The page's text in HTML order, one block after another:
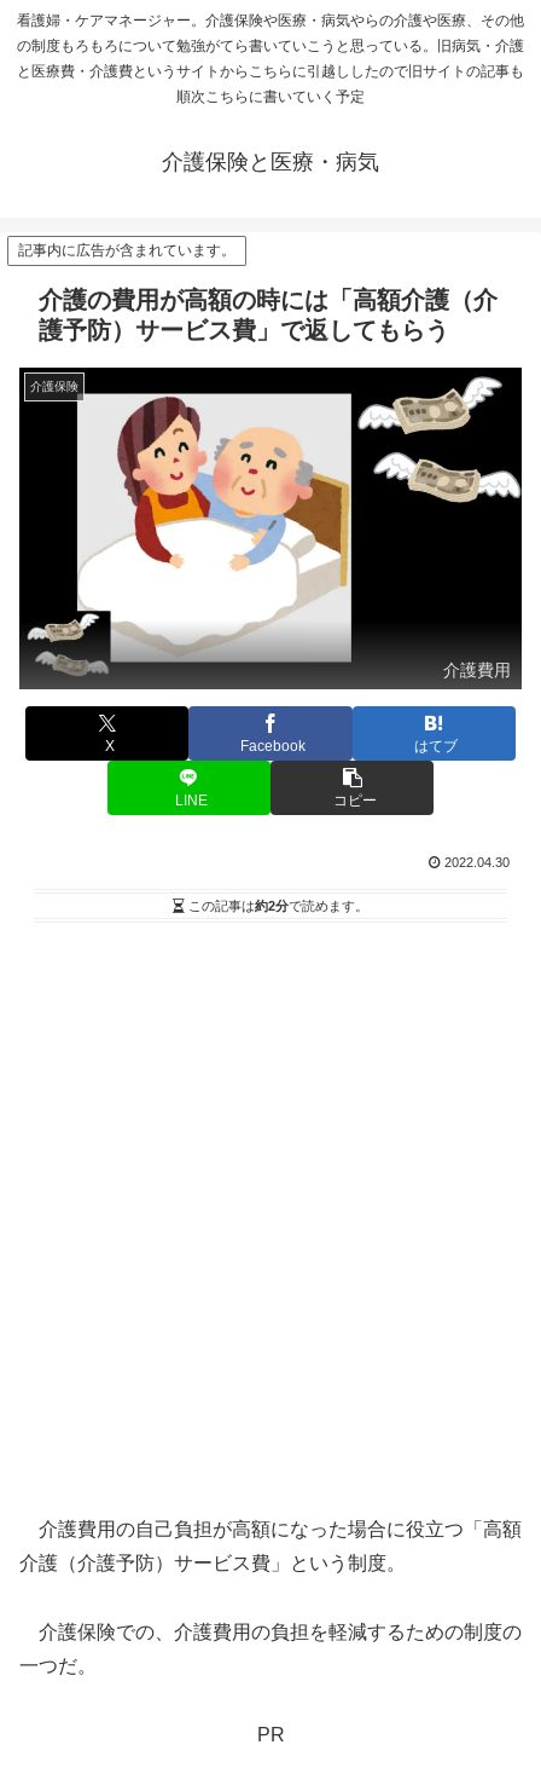
看護婦・ケアマネージャー。介護保険や医療・病気やらの介護や医療、その他
の制度もろもろについて勉強がてら書いていこうと思っている。旧病気・介護
と医療費・介護費というサイトからこちらに引越ししたので旧サイトの記事も
順次こちらに書いていく予定
介護保険と医療・病気
記事内に広告が含まれています。
介護の費用が高額の時には「高額介護（介
護予防）サービス費」で返してもらう
介護保険
介護費用
X Facebook はてブ
LINE コピー
2022.04.30
この記事は約2分で読めます。
介護費用の自己負担が高額になった場合に役立つ「高額
介護（介護予防）サービス費」という制度。
介護保険での、介護費用の負担を軽減するための制度の
一つだ。
PR